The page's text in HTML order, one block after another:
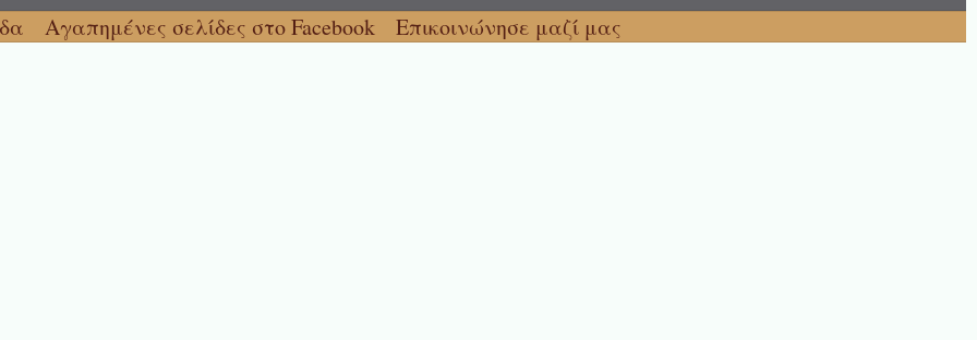
Αγαπημένες σελίδες στο Facebook Επικοινώνησε μαζί μας